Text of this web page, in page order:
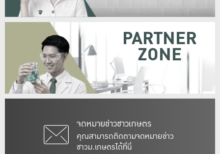
จดหมายข่าวชาวเกษตร
คุณสามารถติดตามจดหมายข่าว
ชาวม.เกษตรได้ที่นี่
PARTNER
ZONE